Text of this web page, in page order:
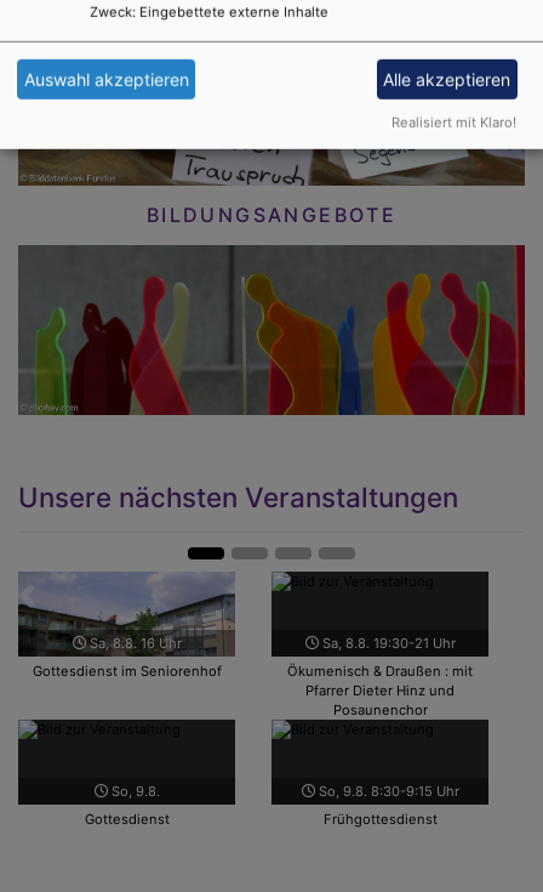
BILDUNGSANGEBOTE
Unsere nächsten Veranstaltungen
Sa, 8.8. 16 Uhr
Gottesdienst im Seniorenhof
Sa, 8.8. 19:30-21 Uhr
Ökumenisch & Draußen : mit
Pfarrer Dieter Hinz und
Posaunenchor
So, 9.8.
Gottesdienst
So, 9.8. 8:30-9:15 Uhr
Frühgottesdienst
Zweck: Eingebettete externe Inhalte
Auswahl akzeptieren Alle akzeptieren
Realisiert mit Klaro!